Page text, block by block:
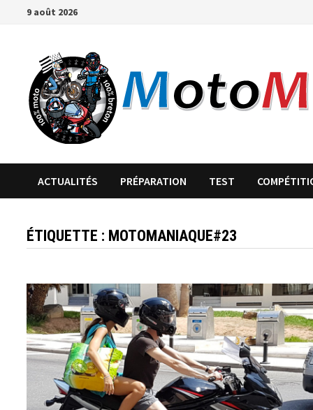
Passer9 août 2026
ACTUALITÉS PRÉPARATION TEST
ÉTIQUETTE : MOTOMANIAQUE#23